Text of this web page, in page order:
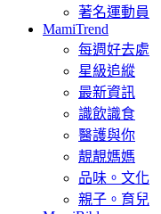
著名運動員
MamiTrend
每週好去處
星級追縱
最新資訊
識飲識食
醫護與你
靚靚媽媽
品味。文化
親子。育兒